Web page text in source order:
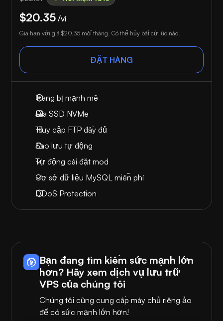
$20.35 /vì
Gia hạn với giá $20.35 mỗi tháng. Có thể hủy bất cứ lúc nào.
ĐẶT HÀNG
Trang bị mạnh mẽ
Đĩa SSD NVMe
Truy cập FTP đầy đủ
Sao lưu tự động
Tự động cài đặt mod
Cơ sở dữ liệu MySQL miễn phí
DDoS Protection
Bạn đang tìm kiếm sức mạnh lớn
hơn? Hãy xem dịch vụ lưu trữ
VPS của chúng tôi
Chúng tôi cũng cung cấp máy chủ riêng ảo
để có sức mạnh lớn hơn!